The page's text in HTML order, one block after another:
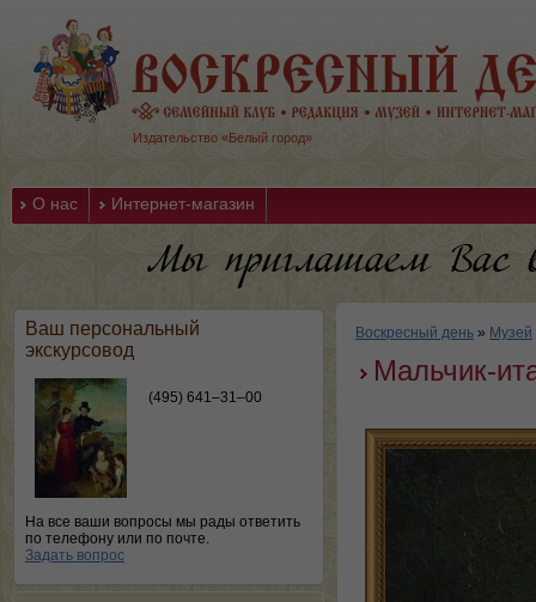
Издательство «Белый город»
О нас Интернет-магазин
Ваш персональный
экскурсовод
(495) 641–31–00
На все ваши вопросы мы рады ответить
по телефону или по почте.
Задать вопрос
Воскресный день » Музей
Мальчик-